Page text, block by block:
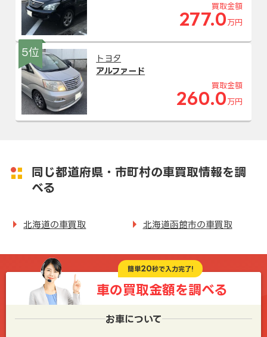
買取金額
277.0 万円
5位
トヨタ
アルファード
買取金額
260.0 万円
同じ都道府県・市町村の車買取情報を調
べる
北海道の車買取 北海道函館市の車買取
簡単20秒で入力完了!
車の買取金額を調べる
お車について